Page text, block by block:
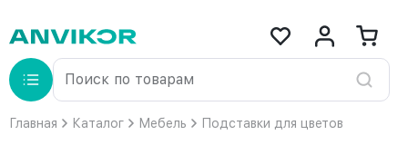
Главная Каталог Мебель Подставки для цветов